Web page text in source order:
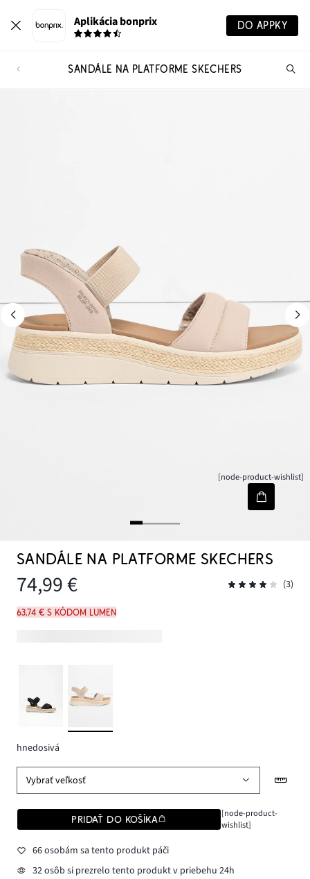
Aplikácia bonprix DO APPKY
SANDÁLE NA PLATFORME SKECHERS
[node-product-wishlist]
SANDÁLE NA PLATFORME SKECHERS
74,99 € (3)
63,74 € s kódom LUMEN
hnedosivá
Vybrať veľkosť
PRIDAŤ DO KOŠÍKA
[node-product-
wishlist]
66 osobám sa tento produkt páči
32 osôb si prezrelo tento produkt v priebehu 24h